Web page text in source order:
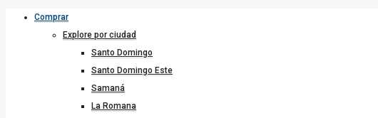
Comprar
Explore por ciudad
Santo Domingo
Santo Domingo Este
Samaná
La Romana